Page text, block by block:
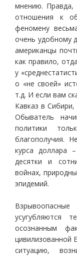
мнению. Правда,
отношения к
феномену
очень удобному
американцы
как правило,
у
о «не своей»
т.д. И если вам
Кавказ в
Обыватель
политики
благополучия.
курса доллара
десятки и
войнах,
эпидемий.
осознанным
цивилизованной
ситуацию,